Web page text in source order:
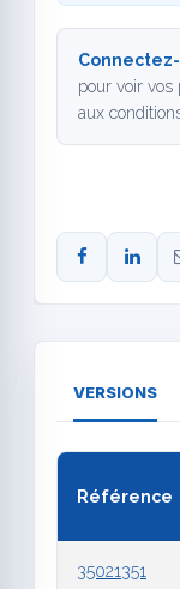
pour voir vos
aux
VERSIONS
Référence
35021351